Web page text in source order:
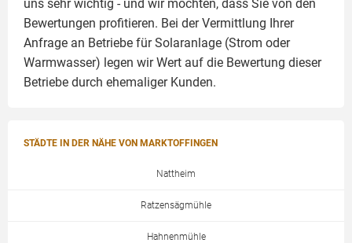
uns sehr wichtig - und wir möchten, dass Sie von den
Bewertungen profitieren. Bei der Vermittlung Ihrer
Anfrage an Betriebe für Solaranlage (Strom oder
Warmwasser) legen wir Wert auf die Bewertung dieser
Betriebe durch ehemaliger Kunden.
STÄDTE IN DER NÄHE VON MARKTOFFINGEN
Nattheim
Ratzensägmühle
Hahnenmühle